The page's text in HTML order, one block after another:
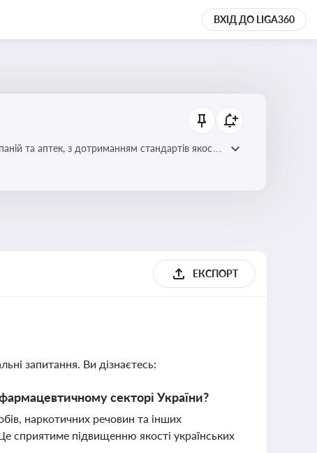
ВХІД ДО LIGA360
та аптек, з дотриманням стандартів якості
ЕКСПОРТ
запитання. Ви дізнаєтесь:
секторі України?
наркотичних речовин та інших
сприятиме підвищенню якості українських